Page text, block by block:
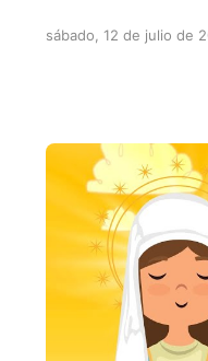
sábado, 12 de julio de